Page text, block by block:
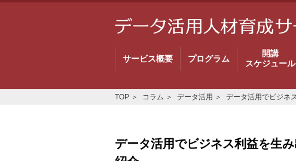
サービス概要 プログラム
開講
スケジュール
TOP コラム データ活用 データ活用でビジネ
データ活用でビジネス利益を生